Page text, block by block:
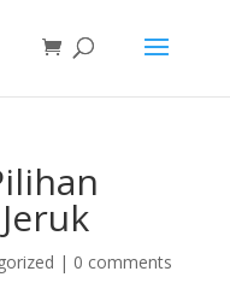
| 0 comments